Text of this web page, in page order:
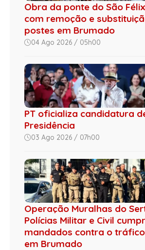
Obra da ponte do São
com remoção e
postes em Brumado
04 Ago 2026 / 05h00
PT oficializa candidatura
Presidência
03 Ago 2026 / 07h00
Operação Muralhas do
Polícias Militar e Civil
mandados contra o
em Brumado